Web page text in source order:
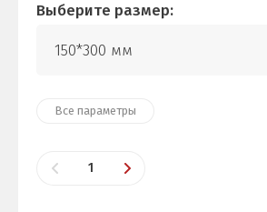
Выберите размер:
150*300 мм
Все параметры